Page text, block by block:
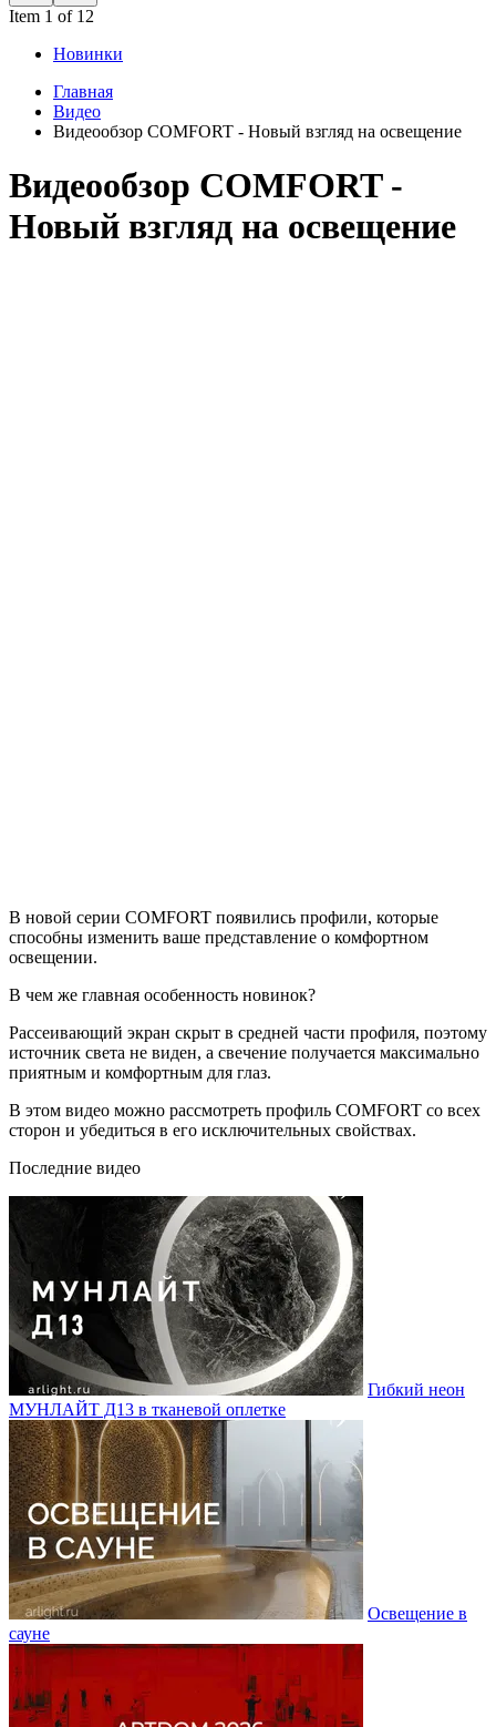
Item 1 of 12
Новинки
Главная
Видео
Видеообзор COMFORT - Новый взгляд на освещение
Видеообзор COMFORT -
Новый взгляд на освещение
В новой серии COMFORT появились профили, которые
способны изменить ваше представление о комфортном
освещении.
В чем же главная особенность новинок?
Рассеивающий экран скрыт в средней части профиля, поэтому
источник света не виден, а свечение получается максимально
приятным и комфортным для глаз.
В этом видео можно рассмотреть профиль COMFORT со всех
сторон и убедиться в его исключительных свойствах.
Последние видео
Гибкий неон
МУНЛАЙТ Д13 в тканевой оплетке
Освещение в
сауне